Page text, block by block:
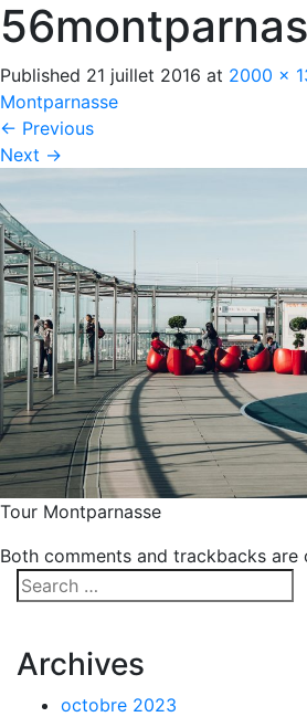
Published 21 juillet 2016 at 2000 ×
Montparnasse
← Previous
Next →
Tour Montparnasse
Both comments and trackbacks are
Archives
octobre 2023